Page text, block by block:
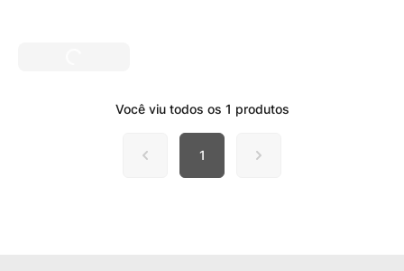
Você viu todos os 1 produtos
1